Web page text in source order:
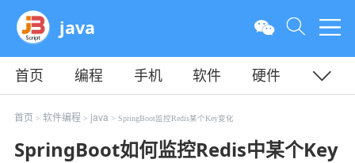
java
首页 编程 手机 软件
硬件
教程
平面 服务器
首页 > 软件编程 > java> SpringBoot监控Redis某个Key变化
SpringBoot如何监控Redis中某个Key